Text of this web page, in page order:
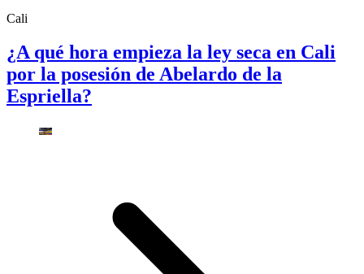
Cali
¿A qué hora empieza la ley seca en Cali
por la posesión de Abelardo de la
Espriella?